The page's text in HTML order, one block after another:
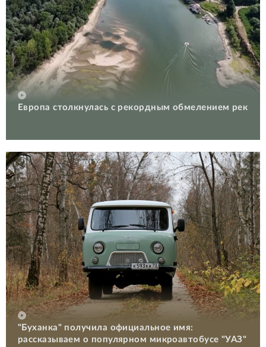
Европа столкнулась с рекордным обмелением рек
"Буханка" получила официальное имя:
рассказываем о популярном микроавтобусе "УАЗ"